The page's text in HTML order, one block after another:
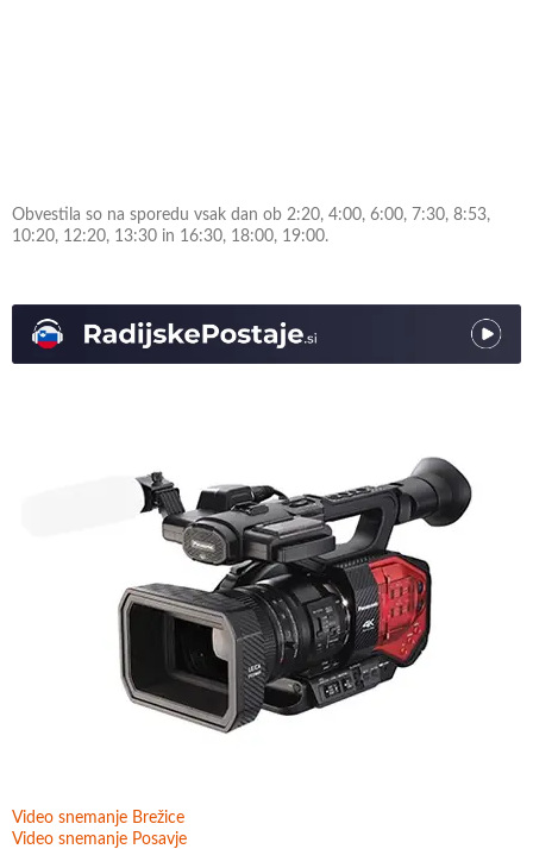
Obvestila so na sporedu vsak dan ob 2:20, 4:00, 6:00, 7:30, 8:53,
10:20, 12:20, 13:30 in 16:30, 18:00, 19:00.
Video snemanje Brežice
Video snemanje Posavje